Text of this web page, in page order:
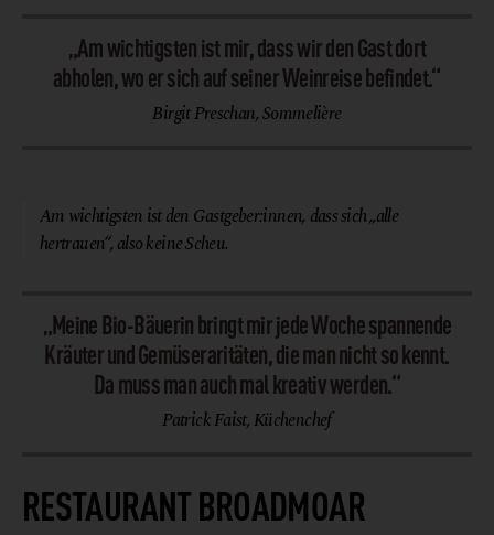
„Am wichtigsten ist mir, dass wir den Gast dort
abholen, wo er sich auf seiner Weinreise befindet.“
Birgit Preschan, Sommelière
Am wichtigsten ist den Gastgeber:innen, dass sich „alle
hertrauen“, also keine Scheu.
„Meine Bio-Bäuerin bringt mir jede Woche spannende
Kräuter und Gemüseraritäten, die man nicht so kennt.
Da muss man auch mal kreativ werden.“
Patrick Faist, Küchenchef
RESTAURANT BROADMOAR